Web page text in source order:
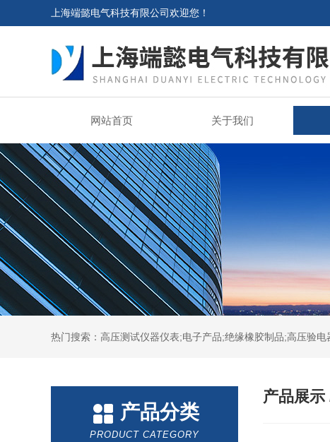
上海端懿电气科技有限公司欢迎您！
网站首页 关于我们
热门搜索：高压测试仪器仪表;电子产品;绝缘橡胶制品;高压验
产品分类
PRODUCT CATEGORY
产品展示